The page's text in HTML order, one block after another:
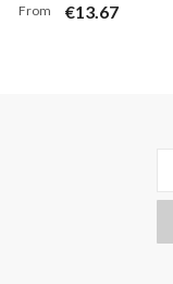
Parade Joyeux anniversaire
From €13.67